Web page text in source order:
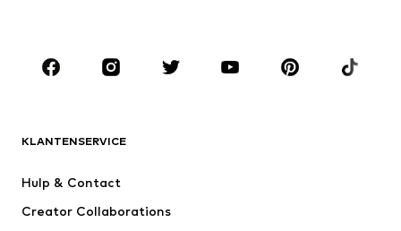
Accessoires
Premium
Nieuw
KLANTENSERVICE
Hulp & Contact
Creator Collaborations